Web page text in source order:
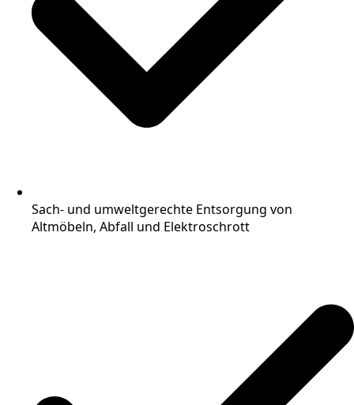
Sach- und umweltgerechte Entsorgung von
Altmöbeln, Abfall und Elektroschrott